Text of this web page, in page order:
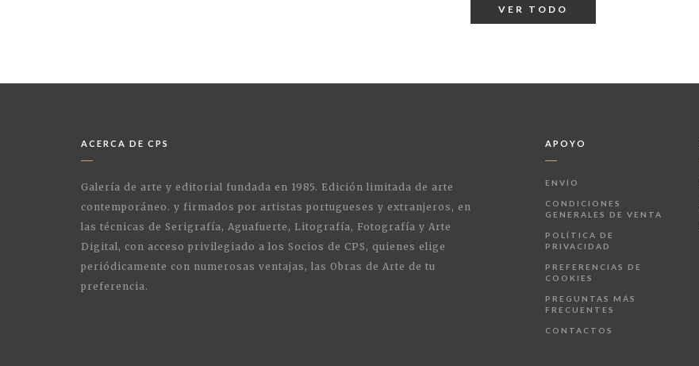
VER TODO
ACERCA DE CPS
Galería de arte y editorial fundada en 1985. Edición limitada de arte
contemporáneo. y firmados por artistas portugueses y extranjeros, en
las técnicas de Serigrafía, Aguafuerte, Litografía, Fotografía y Arte
Digital, con acceso privilegiado a los Socios de CPS, quienes elige
periódicamente con numerosas ventajas, las Obras de Arte de tu
preferencia.
APOYO
ENVÍO
CONDICIONES
GENERALES DE VENTA
POLÍTICA DE
PRIVACIDAD
PREFERENCIAS DE
COOKIES
PREGUNTAS MÁS
FRECUENTES
CONTACTOS